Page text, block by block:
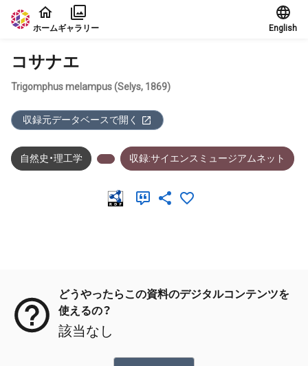
本文に飛ぶ
ホームギャラリー English
コサナエ
Trigomphus melampus (Selys, 1869)
収録元データベースで開く
自然史・理工学 収録:サイエンスミュージアムネット
どうやったらこの資料のデジタルコンテンツを
使えるの？
該当なし